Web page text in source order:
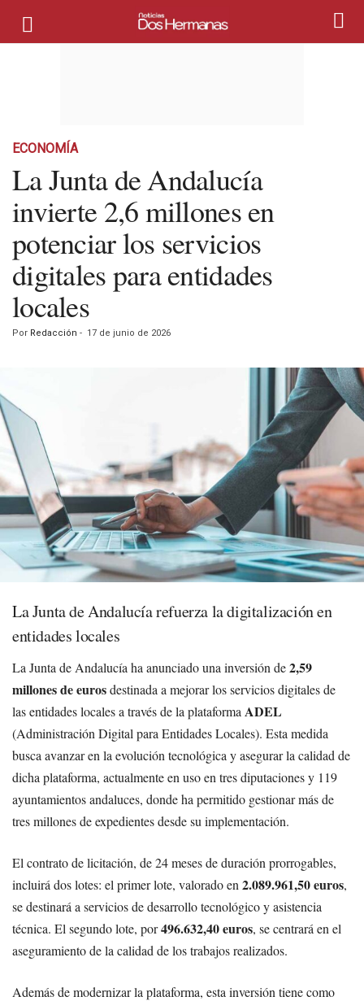
ECONOMÍA
La Junta de Andalucía
invierte 2,6 millones en
potenciar los servicios
digitales para entidades
locales
Por Redacción - 17 de junio de 2026
La Junta de Andalucía refuerza la digitalización en
entidades locales
La Junta de Andalucía ha anunciado una inversión de2,59
millones de eurosdestinada a mejorar los servicios digitales de
las entidades locales a través de la plataforma ADEL
(Administración Digital para Entidades Locales). Esta medida
busca avanzar en la evolución tecnológica y asegurar la calidad de
dicha plataforma, actualmente en uso en tres diputaciones y 119
ayuntamientos andaluces, donde ha permitido gestionar más de
tres millones de expedientes desde su implementación.
El contrato de licitación, de 24 meses de duración prorrogables,
incluirá dos lotes: el primer lote, valorado en 2.089.961,50 euros,
se destinará a servicios de desarrollo tecnológico y asistencia
técnica. El segundo lote, por496.632,40 euros, se centrará en el
aseguramiento de la calidad de los trabajos realizados.
Además de modernizar la plataforma, esta inversión tiene como